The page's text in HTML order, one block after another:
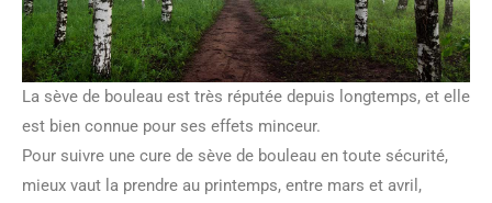
La sève de bouleau est très réputée depuis longtemps, et elle
est bien connue pour ses effets minceur.
Pour suivre une cure de sève de bouleau en toute sécurité,
mieux vaut la prendre au printemps, entre mars et avril,